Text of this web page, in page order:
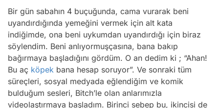
Bir gün sabahın 4 buçuğunda, cama vurarak beni
uyandırdığında yemeğini vermek için alt kata
indiğimde, ona beni uykumdan uyandırdığı için biraz
söylendim. Beni anlıyormuşçasına, bana bakıp
bağırmaya başladığını gördüm. O an dedim ki ; “Ahan!
Bu aç köpek bana hesap soruyor”. Ve sonraki tüm
süreçleri, sosyal medyada eğlendiğim ve komik
bulduğum sesleri, Bitch’le olan anlarımızla
videolaştırmaya başladım. Birinci sebep bu, ikincisi de